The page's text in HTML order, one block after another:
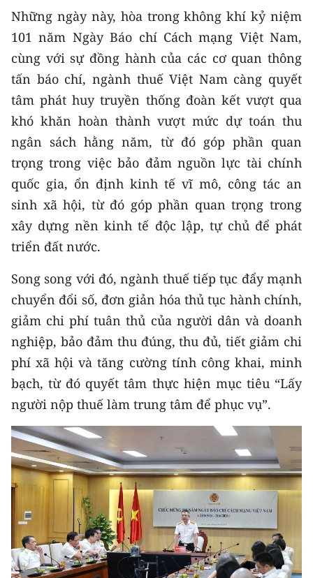
ENGLISH
中文
FRANÇAIS
РУССКИЙ
ESPAÑOL
한국어
Những ngày này, hòa trong không khí kỷ niệm
101 năm Ngày Báo chí Cách mạng Việt Nam,
cùng với sự đồng hành của các cơ quan thông
tấn báo chí, ngành thuế Việt Nam càng quyết
tâm phát huy truyền thống đoàn kết vượt qua
khó khăn hoàn thành vượt mức dự toán thu
ngân sách hằng năm, từ đó góp phần quan
trọng trong việc bảo đảm nguồn lực tài chính
quốc gia, ổn định kinh tế vĩ mô, công tác an
sinh xã hội, từ đó góp phần quan trọng trong
xây dựng nền kinh tế độc lập, tự chủ để phát
triển đất nước.
Song song với đó, ngành thuế tiếp tục đẩy mạnh
chuyển đổi số, đơn giản hóa thủ tục hành chính,
giảm chi phí tuân thủ của người dân và doanh
nghiệp, bảo đảm thu đúng, thu đủ, tiết giảm chi
phí xã hội và tăng cường tính công khai, minh
bạch, từ đó quyết tâm thực hiện mục tiêu “Lấy
người nộp thuế làm trung tâm để phục vụ”.